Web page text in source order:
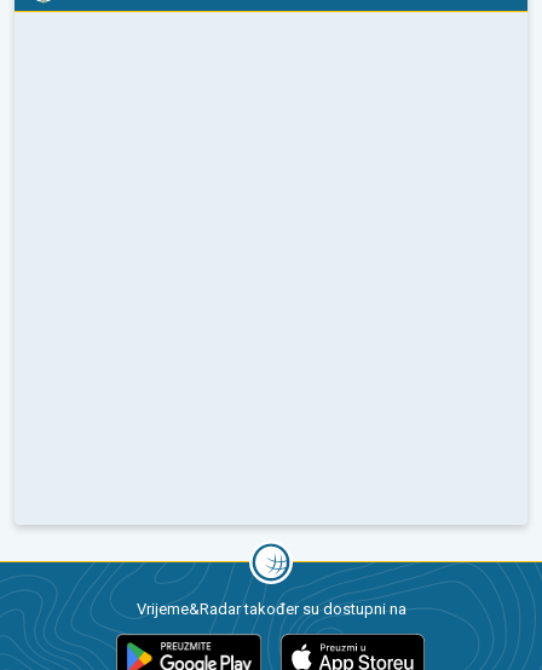
Vrijeme&Radar također su dostupni na